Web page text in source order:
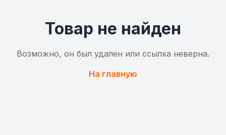
Товар не найден
Возможно, он был удален или ссылка неверна.
На главную